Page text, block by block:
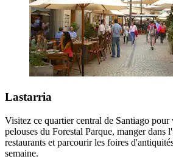
Lastarria
Visitez ce quartier central de Santiago pour
pelouses du Forestal Parque, manger dans
restaurants et parcourir les foires
semaine.